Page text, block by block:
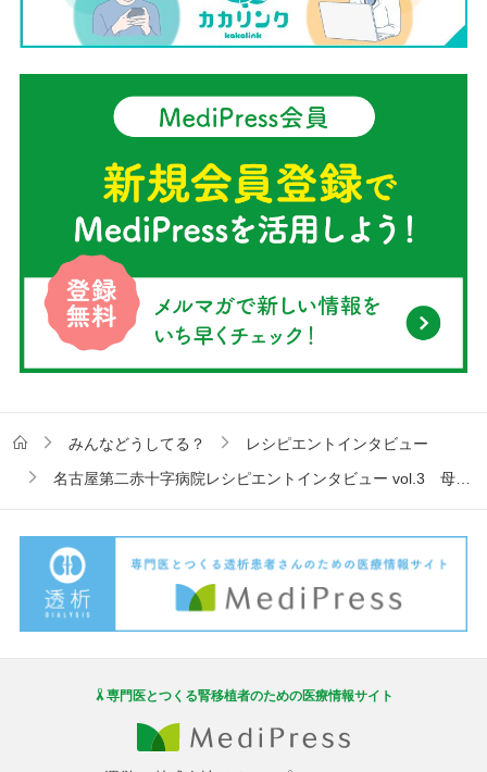
みんなどうしてる？
レシピエントインタビュー
名古屋第二赤十字病院レシピエントインタビュー vol.3 母からもらった2度目の命
専門医とつくる腎移植者のための医療情報サイト